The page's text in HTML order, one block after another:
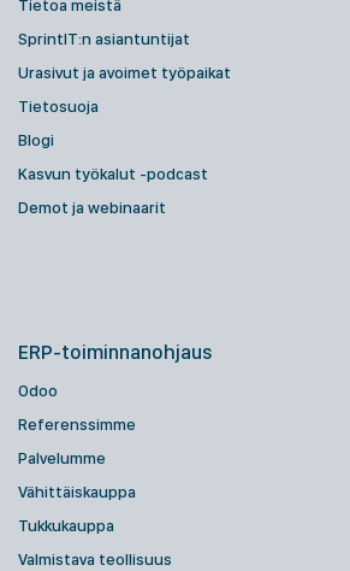
Tietoa meistä
SprintIT:n asiantuntijat
Urasivut ja avoimet työpaikat
Tietosuoja
Blogi
Kasvun työkalut -podcast
Demot ja webinaarit
ERP-toiminnanohjaus
Odoo
Referenssimme
Palvelumme
Vähittäiskauppa
Tukkukauppa
Valmistava teollisuus